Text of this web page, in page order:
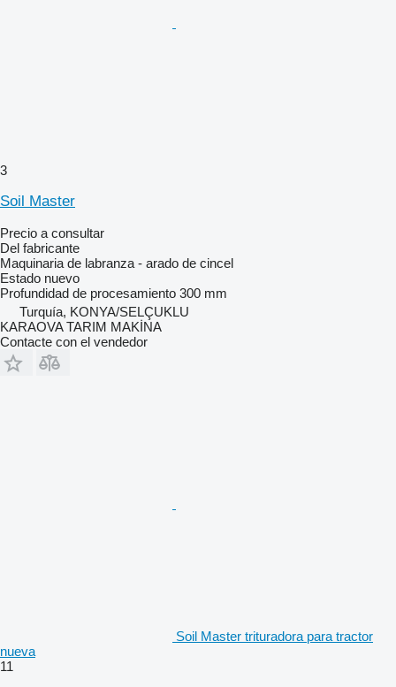
3
Soil Master
Precio a consultar
Del fabricante
Maquinaria de labranza - arado de cincel
Estado nuevo
Profundidad de procesamiento 300 mm
Turquía, KONYA/SELÇUKLU
KARAOVA TARIM MAKİNA
Contacte con el vendedor
Soil Master trituradora para tractor
nueva
11